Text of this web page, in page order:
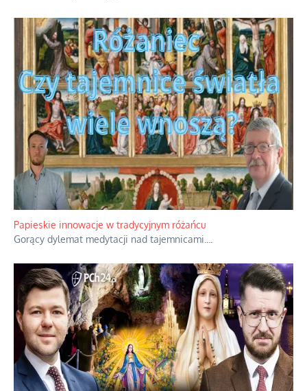
Papieskie innowacje w tradycyjnym różańcu
Gorący dylemat medytacji nad tajemnicami.